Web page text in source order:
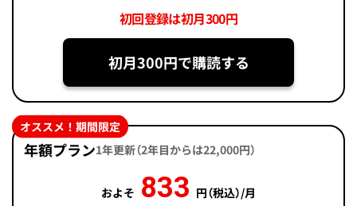
初回登録は初月300円
初月300円で購読する
年額プラン1年更新（2年目からは22,000円）
およそ 833 円（税込）/月
オススメ！期間限定